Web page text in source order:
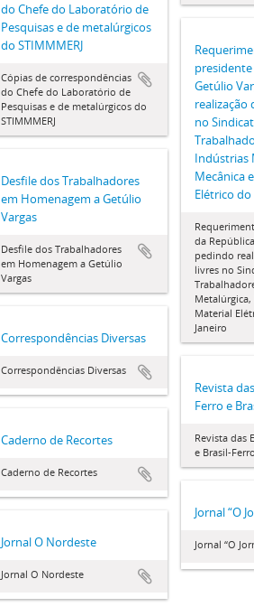
do Chefe do Laboratório de
Pesquisas e de metalúrgicos
do STIMMMERJ
Cópias de correspondências
do Chefe do Laboratório de
Pesquisas e de metalúrgicos do
STIMMMERJ
Getúlio
realização
no
Indústrias
Mecânica
Elétrico do
da
pedindo
livres no
Material
Janeiro
Desfile dos Trabalhadores
em Homenagem a Getúlio
Vargas
Desfile dos Trabalhadores
em Homenagem a Getúlio
Vargas
Correspondências Diversas
Correspondências Diversas
Revista
Ferro e
Revista das
e Brasil-
Caderno de Recortes
Caderno de Recortes
Jornal “O
Jornal “O
Jornal O Nordeste
Jornal O Nordeste